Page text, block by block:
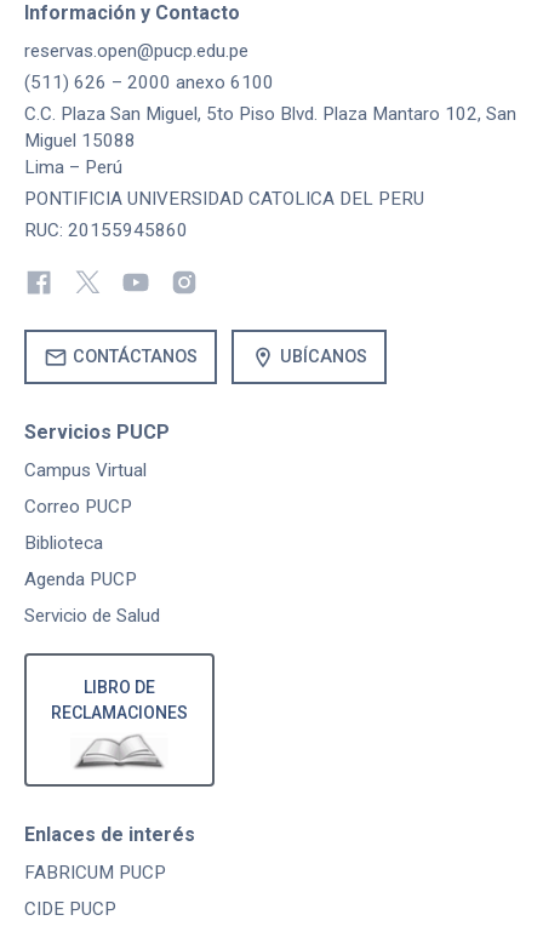
Información y Contacto
reservas.open@pucp.edu.pe
(511) 626 – 2000 anexo 6100
C.C. Plaza San Miguel, 5to Piso Blvd. Plaza Mantaro 102, San
Miguel 15088
Lima – Perú
PONTIFICIA UNIVERSIDAD CATOLICA DEL PERU
RUC: 20155945860
mail CONTÁCTANOS location_on UBÍCANOS
Servicios PUCP
Campus Virtual
Correo PUCP
Biblioteca
Agenda PUCP
Servicio de Salud
LIBRO DE
RECLAMACIONES
Enlaces de interés
FABRICUM PUCP
CIDE PUCP